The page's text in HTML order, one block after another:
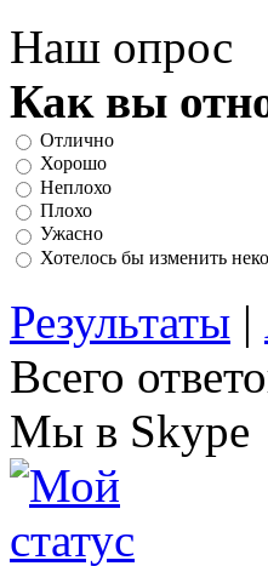
Наш опрос
Как вы
Отлично
Хорошо
Неплохо
Плохо
Ужасно
Хотелось бы изменить
Результаты |
Всего
Мы в Skype